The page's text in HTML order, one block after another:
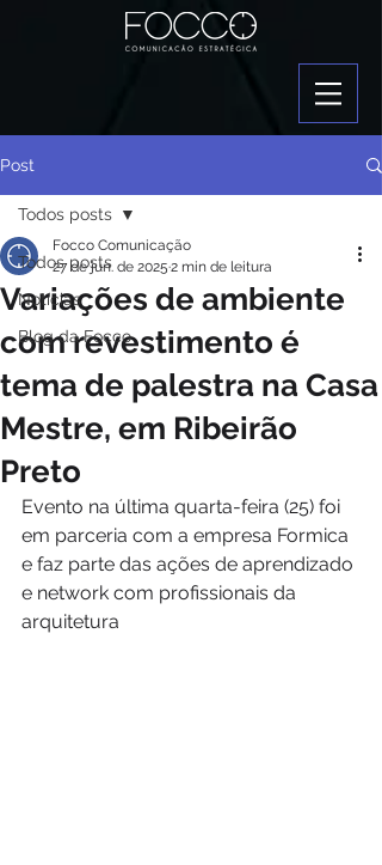
Post
Todos posts
Notícias
Blog da Focco
Todos posts
Variações de ambiente
com revestimento é
tema de palestra na Casa
Mestre, em Ribeirão
Preto
Focco Comunicação
27 de jun. de 2025 2 min de leitura
Evento na última quarta-feira (25) foi
em parceria com a empresa Formica
e faz parte das ações de aprendizado
e network com profissionais da
arquitetura